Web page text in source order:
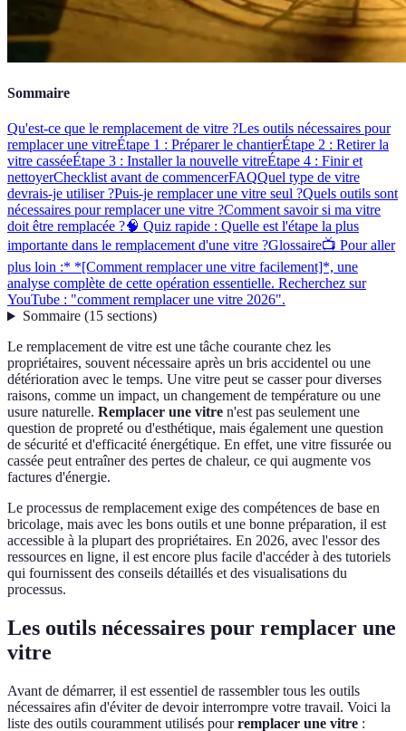
Sommaire
Qu'est-ce que le remplacement de vitre ?Les outils nécessaires pour
remplacer une vitreÉtape 1 : Préparer le chantierÉtape 2 : Retirer la
vitre casséeÉtape 3 : Installer la nouvelle vitreÉtape 4 : Finir et
nettoyerChecklist avant de commencerFAQQuel type de vitre
devrais-je utiliser ?Puis-je remplacer une vitre seul ?Quels outils sont
nécessaires pour remplacer une vitre ?Comment savoir si ma vitre
doit être remplacée ?🧠 Quiz rapide : Quelle est l'étape la plus
importante dans le remplacement d'une vitre ?Glossaire📺 Pour aller
plus loin :* *[Comment remplacer une vitre facilement]*, une
analyse complète de cette opération essentielle. Recherchez sur
YouTube : "comment remplacer une vitre 2026".
Sommaire(15 sections)
Le remplacement de vitre est une tâche courante chez les
propriétaires, souvent nécessaire après un bris accidentel ou une
détérioration avec le temps. Une vitre peut se casser pour diverses
raisons, comme un impact, un changement de température ou une
usure naturelle. Remplacer une vitre n'est pas seulement une
question de propreté ou d'esthétique, mais également une question
de sécurité et d'efficacité énergétique. En effet, une vitre fissurée ou
cassée peut entraîner des pertes de chaleur, ce qui augmente vos
factures d'énergie.
Le processus de remplacement exige des compétences de base en
bricolage, mais avec les bons outils et une bonne préparation, il est
accessible à la plupart des propriétaires. En 2026, avec l'essor des
ressources en ligne, il est encore plus facile d'accéder à des tutoriels
qui fournissent des conseils détaillés et des visualisations du
processus.
Les outils nécessaires pour remplacer une
vitre
Avant de démarrer, il est essentiel de rassembler tous les outils
nécessaires afin d'éviter de devoir interrompre votre travail. Voici la
liste des outils couramment utilisés pourremplacer une vitre :